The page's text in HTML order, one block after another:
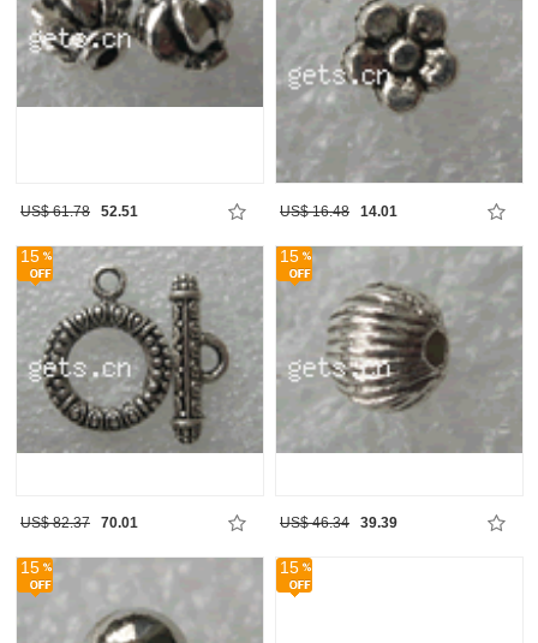
US$ 61.78 52.51 US$ 16.48 14.01
15
US$ 82.37 70.01
15
US$ 46.34 39.39
15 15